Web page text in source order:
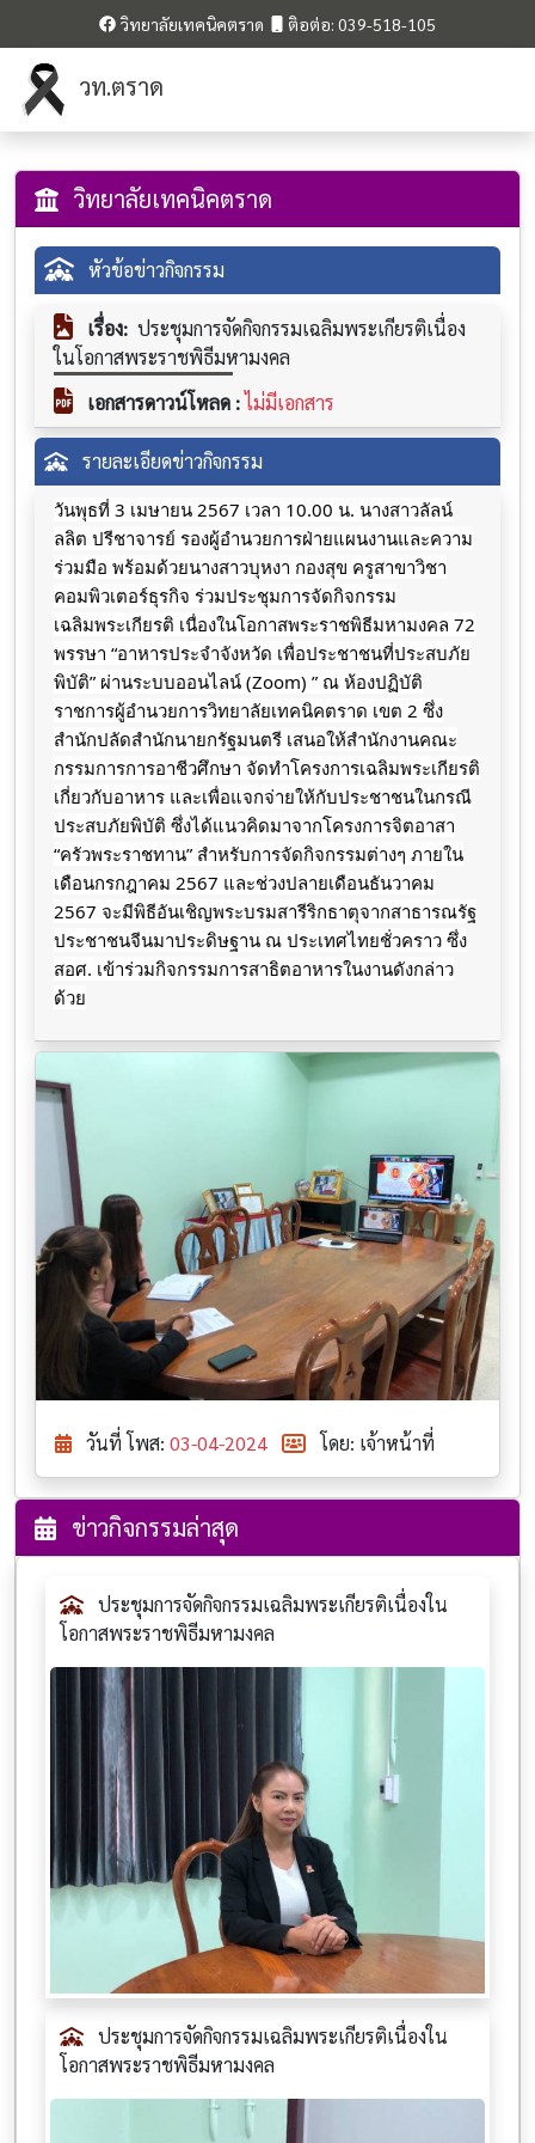
วิทยาลัยเทคนิคตราด ติอต่อ: 039-518-105
วท.ตราด
วิทยาลัยเทคนิคตราด
หัวข้อข่าวกิจกรรม
เรื่อง: ประชุมการจัดกิจกรรมเฉลิมพระเกียรติเนื่อง
ในโอกาสพระราชพิธีมหามงคล
เอกสารดาวน์โหลด : ไม่มีเอกสาร
รายละเอียดข่าวกิจกรรม
วันพุธที่ 3 เมษายน 2567 เวลา 10.00 น. นางสาวลัลน์
ลลิต ปรีชาจารย์ รองผู้อำนวยการฝ่ายแผนงานและความ
ร่วมมือ พร้อมด้วยนางสาวบุหงา กองสุข ครูสาขาวิชา
คอมพิวเตอร์ธุรกิจ ร่วมประชุมการจัดกิจกรรม
เฉลิมพระเกียรติ เนื่องในโอกาสพระราชพิธีมหามงคล 72
พรรษา “อาหารประจำจังหวัด เพื่อประชาชนที่ประสบภัย
พิบัติ” ผ่านระบบออนไลน์ (Zoom) ” ณ ห้องปฏิบัติ
ราชการผู้อำนวยการวิทยาลัยเทคนิคตราด เขต 2 ซึ่ง
สำนักปลัดสำนักนายกรัฐมนตรี เสนอให้สำนักงานคณะ
กรรมการการอาชีวศึกษา จัดทำโครงการเฉลิมพระเกียรติ
เกี่ยวกับอาหาร และเพื่อแจกจ่ายให้กับประชาชนในกรณี
ประสบภัยพิบัติ ซึ่งได้แนวคิดมาจากโครงการจิตอาสา
“ครัวพระราชทาน” สำหรับการจัดกิจกรรมต่างๆ ภายใน
เดือนกรกฎาคม 2567 และช่วงปลายเดือนธันวาคม
2567 จะมีพิธีอันเชิญพระบรมสารีริกธาตุจากสาธารณรัฐ
ประชาชนจีนมาประดิษฐาน ณ ประเทศไทยชั่วคราว ซึ่ง
สอศ. เข้าร่วมกิจกรรมการสาธิตอาหารในงานดังกล่าว
ด้วย
วันที่ โพส: 03-04-2024 โดย: เจ้าหน้าที่
ข่าวกิจกรรมล่าสุด
ประชุมการจัดกิจกรรมเฉลิมพระเกียรติเนื่องใน
โอกาสพระราชพิธีมหามงคล
ประชุมการจัดกิจกรรมเฉลิมพระเกียรติเนื่องใน
โอกาสพระราชพิธีมหามงคล